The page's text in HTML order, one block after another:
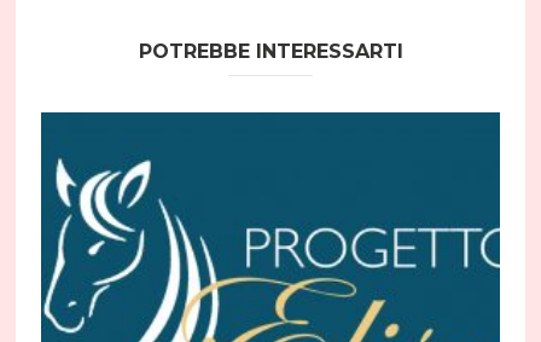
POTREBBE INTERESSARTI